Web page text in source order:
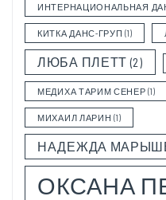
ИНТЕРНАЦИОНАЛЬНАЯ
КИТКА ДАНС-ГРУП (1)
ЛЮБА ПЛЕТТ (2)
МЕДИХА ТАРИМ СЕНЕР (1)
МИХАИЛ ЛАРИН (1)
НАДЕЖДА
ОКСАНА